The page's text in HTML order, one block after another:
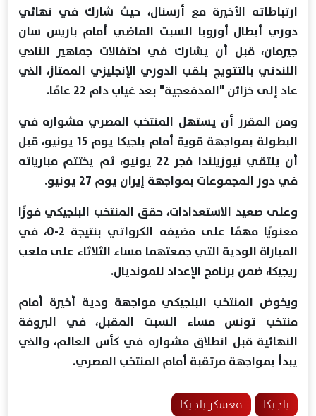
ارتباطاته الأخيرة مع أرسنال، حيث شارك في نهائي
دوري أبطال أوروبا السبت الماضي أمام باريس سان
جيرمان، قبل أن يشارك في احتفالات جماهير النادي
اللندني بالتتويج بلقب الدوري الإنجليزي الممتاز، الذي
عاد إلى خزائن "المدفعجية" بعد غياب دام 22 عامًا.
ومن المقرر أن يستهل المنتخب المصري مشواره في
البطولة بمواجهة قوية أمام بلجيكا يوم 15 يونيو، قبل
أن يلتقي نيوزيلندا فجر 22 يونيو، ثم يختتم مبارياته
في دور المجموعات بمواجهة إيران يوم 27 يونيو.
وعلى صعيد الاستعدادات، حقق المنتخب البلجيكي فوزًا
معنويًا مهمًا على مضيفه الكرواتي بنتيجة 2-0، في
المباراة الودية التي جمعتهما مساء الثلاثاء على ملعب
ريجيكا، ضمن برنامج الإعداد للمونديال.
ويخوض المنتخب البلجيكي مواجهة ودية أخيرة أمام
منتخب تونس مساء السبت المقبل، في البروفة
النهائية قبل انطلاق مشواره في كأس العالم، والذي
يبدأ بمواجهة مرتقبة أمام المنتخب المصري.
بلجيكا معسكر بلجيكا